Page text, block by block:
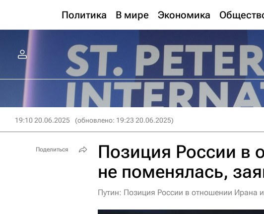
Политика В мире Экономика
19:10 20.06.2025 (обновлено: 19:23 20.06.2025)
Позиция России в
не поменялась,
Путин: Позиция России в отношении Ирана
Поделиться